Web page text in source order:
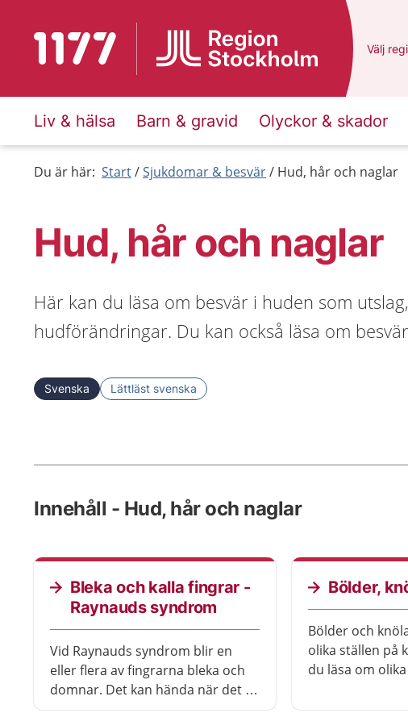
Till startsidan för 1177 Du har
Välj en
Liv & hälsa Barn & gravid Olyckor & skador
Du är här: Start Sjukdomar & besvär Hud, hår och naglar
Hud, hår och naglar
Här kan du läsa om besvär i huden som
hudförändringar. Du kan också läsa om
Svenska Lättläst svenska
Innehåll - Hud, hår och naglar
Bleka och kalla fingrar -
Raynauds syndrom
Vid Raynauds syndrom blir en
eller flera av fingrarna bleka och
domnar. Det kan hända när det är
Bölder,
Bölder och
olika ställen på
du läsa om